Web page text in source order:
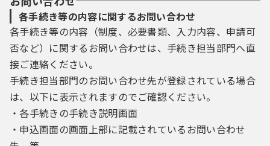
各手続き等の内容に関するお問い合わせ
各手続き等の内容（制度、必要書類、入力内容、申請可
否など）に関するお問い合わせは、手続き担当部門へ直
接ご連絡ください。
手続き担当部門のお問い合わせ先が登録されている場合
は、以下に表示されますのでご確認ください。
・各手続きの手続き説明画面
・申込画面の画面上部に記載されているお問い合わせ